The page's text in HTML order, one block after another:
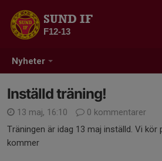
Nyheter
SUND IF
F12-13
Inställd träning!
13 maj, 16:10
0 kommentarer
Träningen är idag 13 maj inställd. Vi kör
kommer